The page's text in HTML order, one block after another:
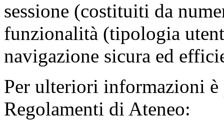
sessione (costituiti da
funzionalità (tipologia
navigazione sicura ed
Per ulteriori informazioni è
Regolamenti di Ateneo: